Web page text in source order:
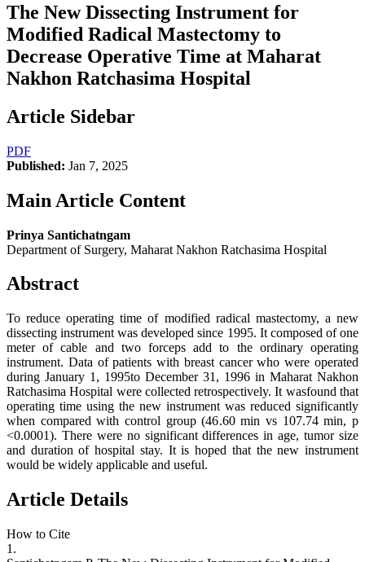
The New Dissecting Instrument for
Modified Radical Mastectomy to
Decrease Operative Time at Maharat
Nakhon Ratchasima Hospital
Article Sidebar
PDF
Published: Jan 7, 2025
Main Article Content
Prinya Santichatngam
Department of Surgery, Maharat Nakhon Ratchasima Hospital
Abstract
To reduce operating time of modified radical mastectomy, a new
dissecting instrument was developed since 1995. It composed of one
meter of cable and two forceps add to the ordinary operating
instrument. Data of patients with breast cancer who were operated
during January 1, 1995to December 31, 1996 in Maharat Nakhon
Ratchasima Hospital were collected retrospectively. It wasfound that
operating time using the new instrument was reduced significantly
when compared with control group (46.60 min vs 107.74 min, p
<0.0001). There were no significant differences in age, tumor size
and duration of hospital stay. It is hoped that the new instrument
would be widely applicable and useful.
Article Details
How to Cite
1.